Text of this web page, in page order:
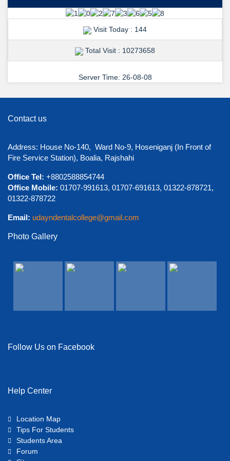
শুভেচ্ছা ও অভিনন্দন
View Details →
Visit Today : 144
Total Visit : 10273658
Server Time: 26-08-08
Contact us
Address: House No-140, Ward No-9, Hoseniganj (In Front of
Fire Service Station), Boalia, Rajshahi
Office Tel: +8802588854744
Office Mobile: 01707-991613, 01707-691613, 01322-878721,
01322-878722
Email: udayndentalcollege@gmail.com
Photo Gallery
Follow Us on Facebook
Help Center
Location Map
Tips For Students
Students Area
Forum